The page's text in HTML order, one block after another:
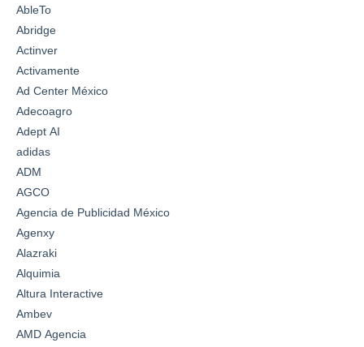
AbleTo
Abridge
Actinver
Activamente
Ad Center México
Adecoagro
Adept AI
adidas
ADM
AGCO
Agencia de Publicidad México
Agenxy
Alazraki
Alquimia
Altura Interactive
Ambev
AMD Agencia